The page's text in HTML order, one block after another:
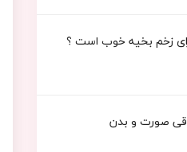
زخم بخیه خوب است ؟
صورت و بدن